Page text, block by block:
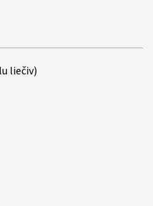
liečiv)